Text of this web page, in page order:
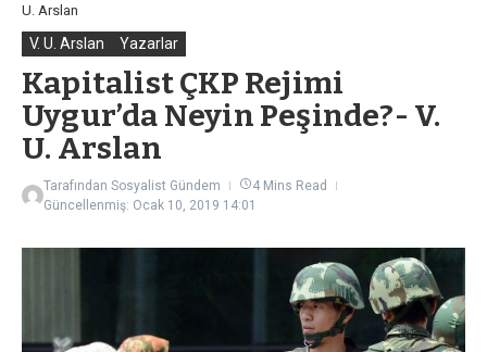
U. Arslan
V. U. Arslan Yazarlar
Kapitalist ÇKP Rejimi
Uygur’da Neyin Peşinde?- V.
U. Arslan
Tarafından Sosyalist Gündem
4 Mins Read
Güncellenmiş: Ocak 10, 2019 14:01